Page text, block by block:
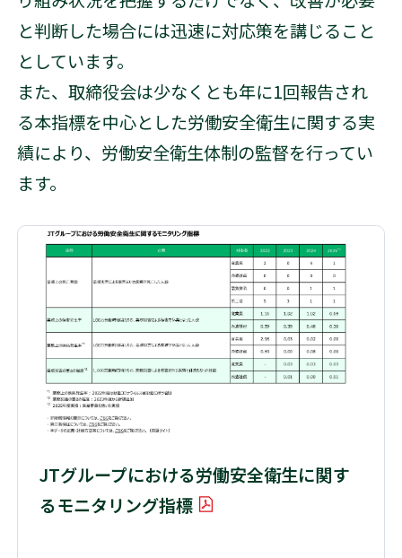
と判断した場合には迅速に対応策を講じること
としています。
また、取締役会は少なくとも年に1回報告され
る本指標を中心とした労働安全衛生に関する実
績により、労働安全衛生体制の監督を行ってい
ます。
JTグループにおける労働安全衛生に関す
るモニタリング指標